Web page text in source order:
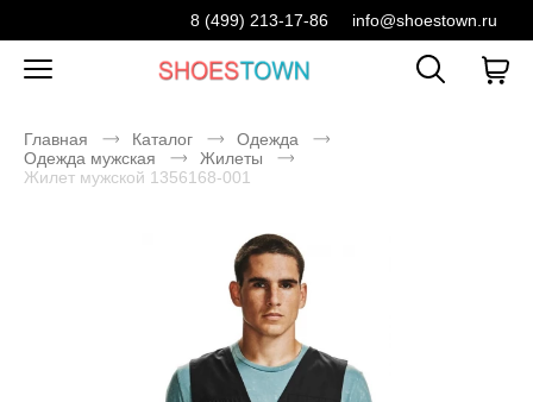
8 (499) 213-17-86 info@shoestown.ru
Главная Каталог
Одежда
Одежда мужская
Жилеты
Жилет мужской 1356168-001